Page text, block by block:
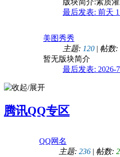
版块简介:素质
最后发表: 前天
美图秀秀
主题: 120 | 帖数:
暂无版块简介
最后发表: 2026-
腾讯QQ专区
QQ网名
主题: 236 | 帖数: